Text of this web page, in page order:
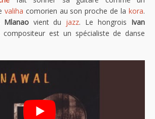
valiha comorien au son proche de lakora.
Mlanaovient du jazz. Le hongrois Ivan
est un spécialiste de danse